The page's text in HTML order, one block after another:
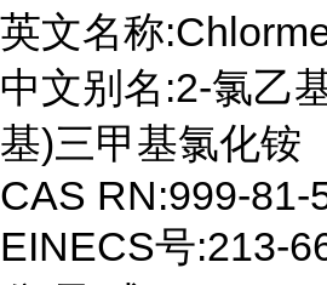
英文名称
中文别名:2-氯乙
基)三甲基氯化铵
CAS RN:999-81-
EINECS号:213-